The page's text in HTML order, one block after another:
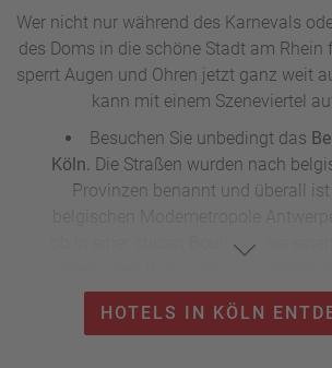
Wer nicht nur während des Karnevals
des Doms in die schöne Stadt am Rhein
sperrt Augen und Ohren jetzt ganz weit
kann mit einem Szeneviertel
Besuchen Sie unbedingt das
Köln. Die Straßen wurden nach
Provinzen benannt und überall
ob in einer chicen Boutique, bei
werden Sie mit Sicherheit eine
Für die perfekte Unterkunft checken Sie
HOTELS IN KÖLN